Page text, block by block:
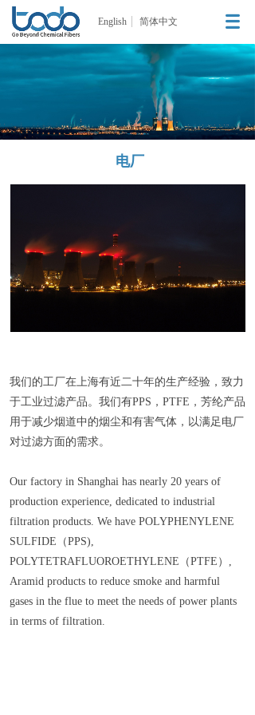
电厂
我们的工厂在上海有近二十年的生产经验，致力
于工业过滤产品。我们有PPS，PTFE，芳纶产品
用于减少烟道中的烟尘和有害气体，以满足电厂
对过滤方面的需求。
Our factory in Shanghai has nearly 20 years of
production experience, dedicated to industrial
filtration products. We have POLYPHENYLENE
SULFIDE（PPS),
POLYTETRAFLUOROETHYLENE（PTFE）,
Aramid products to reduce smoke and harmful
gases in the flue to meet the needs of power plants
in terms of filtration.
English 简体中文